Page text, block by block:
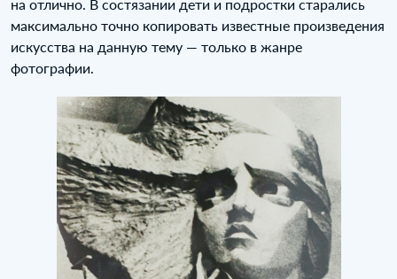
на отлично. В состязании дети и подростки старались
максимально точно копировать известные произведения
искусства на данную тему — только в жанре
фотографии.